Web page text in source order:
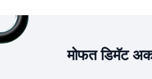
मोफत डिमॅट